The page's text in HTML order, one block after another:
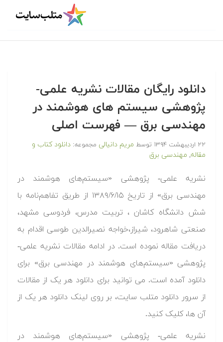
دانلود رایگان مقالات نشریه علمی-
پژوهشی سیستم های هوشمند در
مهندسی برق — فهرست اصلی
۲۲ اردیبهشت ۱۳۹۴ توسط مریم دانیالی مجموعه: دانلود کتاب و
مقاله, مهندسی برق
نشریه علمی- پژوهشی «سیستم‌های هوشمند در
مهندسی برق» از تاریخ ۱۳۸۹/۶/۱۵ از طریق تفاهم‌نامه با
شش دانشگاه کاشان ، تربیت مدرس، فردوسی مشهد،
صنعتی شاهرود، شیراز،خواجه نصیرالدین طوسی اقدام به
دریافت مقاله نموده است. در ادامه مقالات نشریه علمی-
پژوهشی «سیستم‌های هوشمند در مهندسی برق» برای
دانلود آمده است. می توانید برای دانلود هر یک از مقالات
از سرور دانلود متلب سایت، بر روی لینک دانلود هر یک از
آن ها، کلیک کنید.
نشریه علمی- پژوهشی «سیستم‌های هوشمند در